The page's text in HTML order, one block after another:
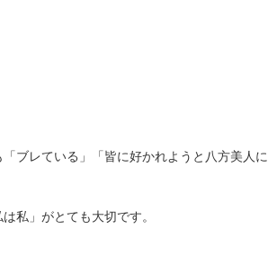
ブレている」「皆に好かれようと八方美人に
私」がとても大切です。